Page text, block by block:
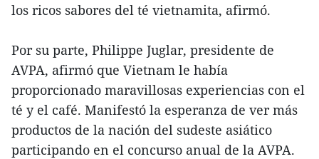
los ricos sabores del té vietnamita, afirmó.
Por su parte, Philippe Juglar, presidente de
AVPA, afirmó que Vietnam le había
proporcionado maravillosas experiencias con el
té y el café. Manifestó la esperanza de ver más
productos de la nación del sudeste asiático
participando en el concurso anual de la AVPA.